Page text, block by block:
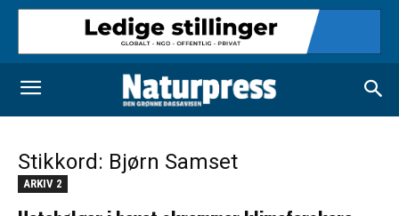
Stikkord: Bjørn Samset
ARKIV 2